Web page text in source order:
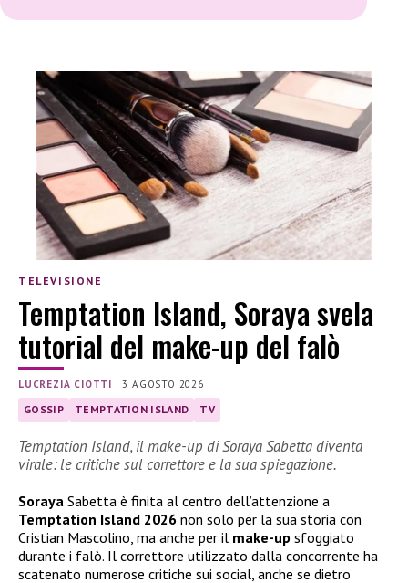
TELEVISIONE
Temptation Island, Soraya svela
tutorial del make-up del falò
LUCREZIA CIOTTI |3 AGOSTO 2026
GOSSIP TEMPTATION ISLAND TV
Temptation Island, il make-up di Soraya Sabetta diventa
virale: le critiche sul correttore e la sua spiegazione.
Soraya Sabetta è finita al centro dell’attenzione a
Temptation Island 2026 non solo per la sua storia con
Cristian Mascolino, ma anche per il make-up sfoggiato
durante i falò. Il correttore utilizzato dalla concorrente ha
scatenato numerose critiche sui social, anche se dietro